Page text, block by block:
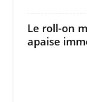
Le roll-on
apaise